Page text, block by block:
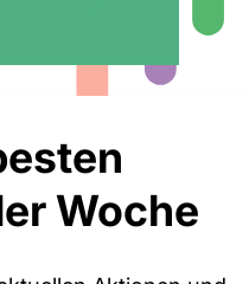
Woche